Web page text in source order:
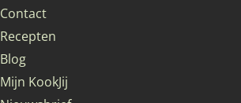
Contact
Recepten
Blog
Mijn KookJij